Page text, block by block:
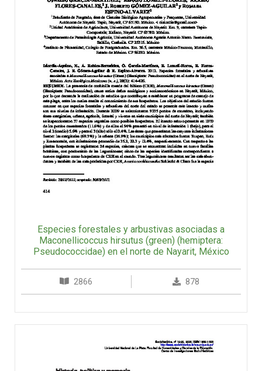
Especies forestales y arbustivas asociadas a
Maconellicoccus hirsutus (green) (hemiptera:
Pseudococcidae) en el norte de Nayarit, México
2866 878